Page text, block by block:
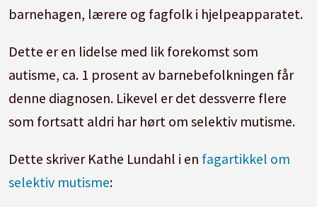
barnehagen, lærere og fagfolk i hjelpeapparatet.
Dette er en lidelse med lik forekomst som
autisme, ca. 1 prosent av barnebefolkningen får
denne diagnosen. Likevel er det dessverre flere
som fortsatt aldri har hørt om selektiv mutisme.
Dette skriver Kathe Lundahl i en fagartikkel om
selektiv mutisme: